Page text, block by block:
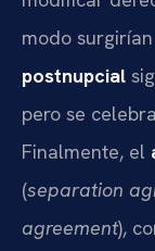
modo
postnupcial
pero se
Finalmente, el
(separation
agreement),